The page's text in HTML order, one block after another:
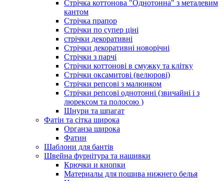
Стрічка коттонова "Однотонна" з металевим
кантом
Стрічка прапор
Стрічки по супер ціні
стрічки декоративні
Стрічки декоративні новорічні
Стрічки з парчі
Стрічки коттонові в смужку та клітку
Стрічки оксамитові (велюрові)
Стрічки репсові з малюнком
Стрічки репсові однотонні (звичайні і з
люрексом та полосою )
Шнури та шпагат
Фатін та сітка широка
Органза широка
Фатин
Шаблони для бантів
Швейна фурнітура та нашивки
Крючки и кнопки
Материалы для пошива нижнего белья